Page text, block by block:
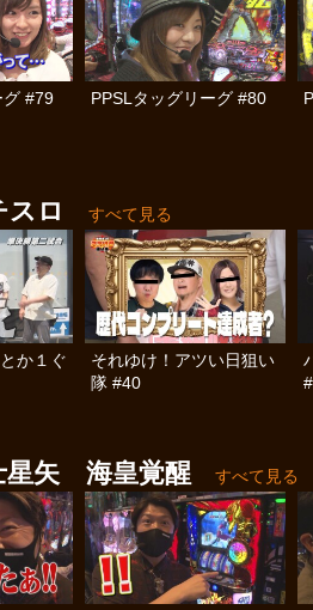
グ #79 PPSLタッグリーグ #80
ロ すべて見る
か１ぐ
それゆけ！アツい日狙い
隊 #40
星矢 海皇覚醒 すべて見る